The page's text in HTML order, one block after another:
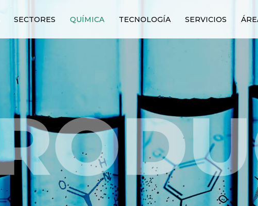
SECTORES QUÍMICA TECNOLOGÍA SERVICIOS